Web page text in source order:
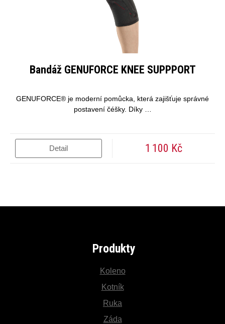
Bandáž GENUFORCE KNEE SUPPPORT
GENUFORCE® je moderní pomůcka, která zajišťuje správné
postavení čéšky. Díky …
Detail 1 100 Kč
Produkty
Koleno
Kotník
Ruka
Záda